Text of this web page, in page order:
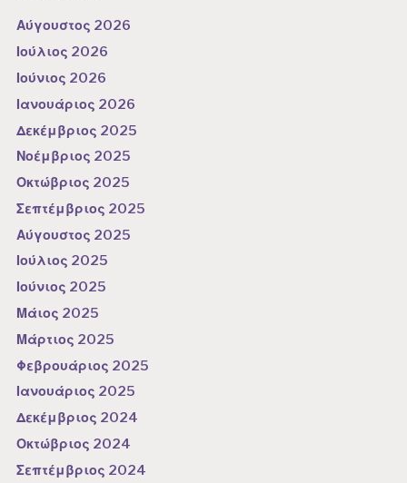
Αύγουστος 2026
Ιούλιος 2026
Ιούνιος 2026
Ιανουάριος 2026
Δεκέμβριος 2025
Νοέμβριος 2025
Οκτώβριος 2025
Σεπτέμβριος 2025
Αύγουστος 2025
Ιούλιος 2025
Ιούνιος 2025
Μάιος 2025
Μάρτιος 2025
Φεβρουάριος 2025
Ιανουάριος 2025
Δεκέμβριος 2024
Οκτώβριος 2024
Σεπτέμβριος 2024